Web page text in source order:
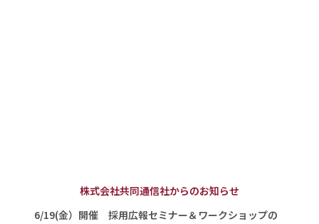
株式会社共同通信社からのお知らせ
6/19(金）開催 採用広報セミナー＆ワークショップの